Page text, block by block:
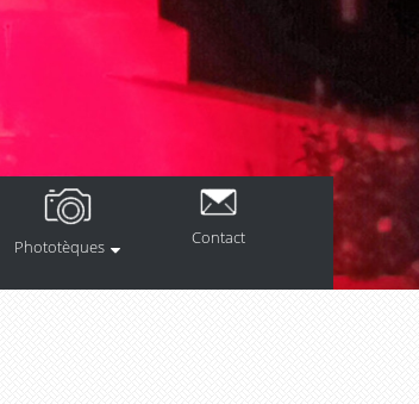
Phototèques Contact